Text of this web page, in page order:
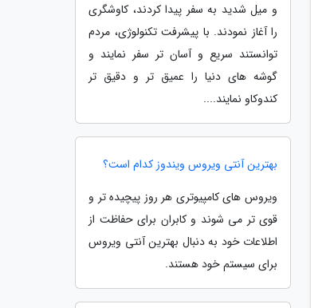
و میل شدید به سفر پیدا کردند، کاوشگری
را آغاز نمودند. با پیشرفت تکنولوژی، مردم
توانستند سریع و آسان تر سفر نمایند و
گوشه های دنیا را عمیق تر و دقیق تر
کندوکاو نمایند....
بهترین آنتی ویروس ویندوز کدام است؟
ویروس های کامپیوتری هر روز پیچیده تر و
قوی تر می شوند و کابران برای حفاظت از
اطلاعات خود به دنبال بهترین آنتی ویروس
برای سیستم خود هستند.